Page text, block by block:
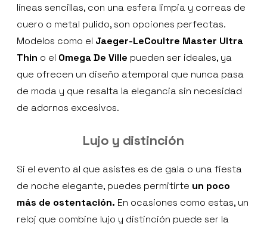
líneas sencillas, con una esfera limpia y correas de
cuero o metal pulido, son opciones perfectas.
Modelos como el Jaeger-LeCoultre Master Ultra
Thin o el Omega De Ville pueden ser ideales, ya
que ofrecen un diseño atemporal que nunca pasa
de moda y que resalta la elegancia sin necesidad
de adornos excesivos.
Lujo y distinción
Si el evento al que asistes es de gala o una fiesta
de noche elegante, puedes permitirte un poco
más de ostentación. En ocasiones como estas, un
reloj que combine lujo y distinción puede ser la